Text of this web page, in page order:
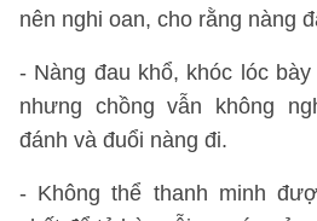
nên nghi oan, cho rằng nàng
- Nàng đau khổ, khóc lóc
nhưng chồng vẫn không
đánh và đuổi nàng đi.
- Không thể thanh minh